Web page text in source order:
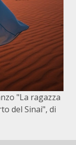
"La ragazza
del Sinai", di